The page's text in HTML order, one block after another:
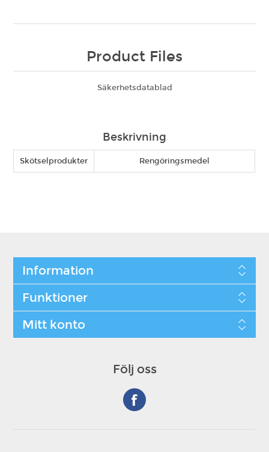
Product Files
Säkerhetsdatablad
Beskrivning
Skötselprodukter Rengöringsmedel
Information
Funktioner
Mitt konto
Följ oss